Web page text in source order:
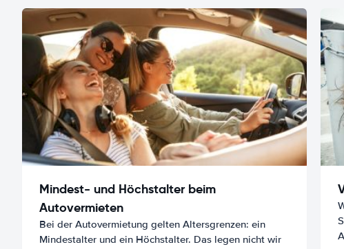
Mindest- und Höchstalter beim
Autovermieten
Bei der Autovermietung gelten Altersgrenzen: ein
Mindestalter und ein Höchstalter. Das legen nicht wir